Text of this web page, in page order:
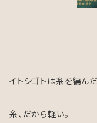
イトシゴトは糸を編ん
糸、だから軽い。